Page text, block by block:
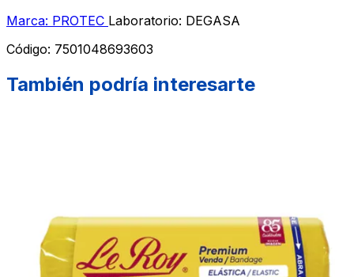
Marca: PROTEC Laboratorio: DEGASA
Código: 7501048693603
También podría interesarte